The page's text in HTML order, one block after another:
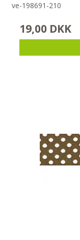
ve-198691-210
19,00 DKK